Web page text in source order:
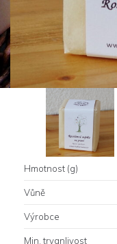
Hmotnost (g)
Vůně
Výrobce
Min. trvanlivost